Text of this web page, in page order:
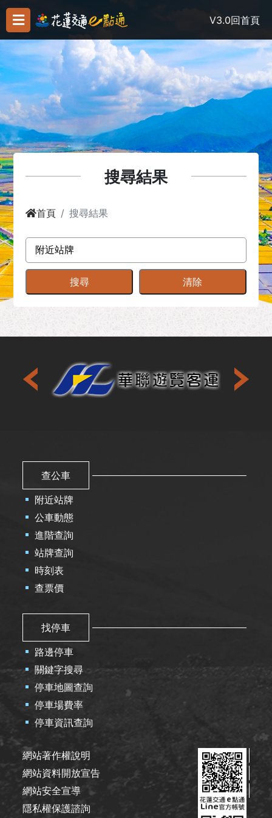
V3.0回首頁
搜尋結果
首頁 搜尋結果
搜尋 清除
查公車
附近站牌
公車動態
進階查詢
站牌查詢
時刻表
查票價
找停車
路邊停車
關鍵字搜尋
停車地圖查詢
停車場費率
停車資訊查詢
網站著作權說明
網站資料開放宣告
網站安全宣導
隱私權保護諮詢